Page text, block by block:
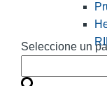
Seleccione un